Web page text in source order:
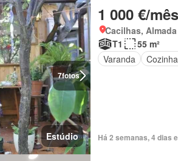
7fotos
Estúdio
1 000 €/mês
Cacilhas, Almada
T1
55 m²
Varanda
Há 2 semanas, 4 dias